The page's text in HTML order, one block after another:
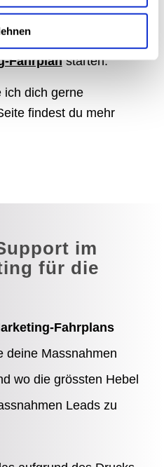
Fahrplanstarten.
ich dich gerne
findest du mehr
im
für die
Fahrplans
deine Massnahmen
wo die grössten Hebel
Leads zu